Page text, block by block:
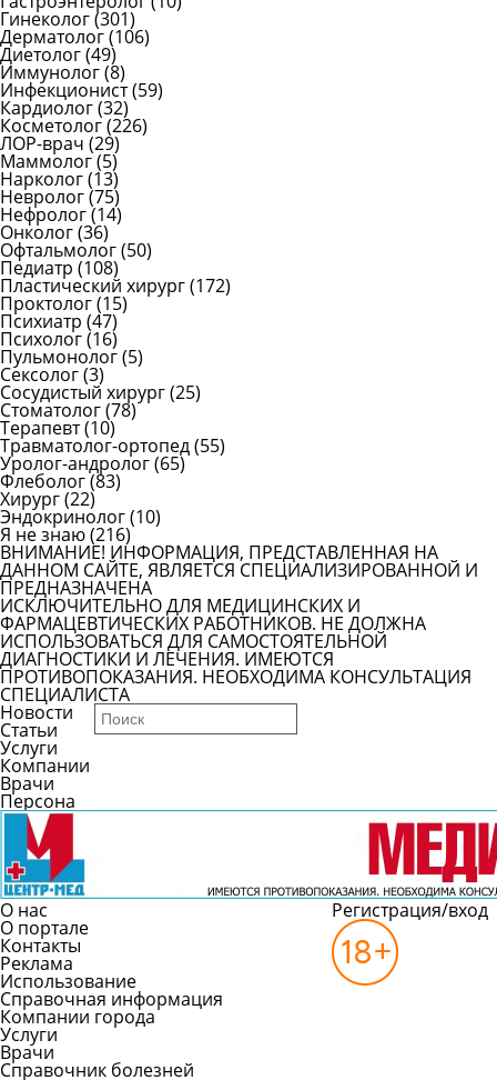
Гинеколог(301)
Дерматолог(106)
Диетолог(49)
Иммунолог(8)
Инфекционист(59)
Кардиолог(32)
Косметолог(226)
ЛОР-врач (29)
Маммолог(5)
Нарколог(13)
Невролог(75)
Нефролог(14)
Онколог(36)
Офтальмолог(50)
Педиатр (108)
Пластический хирург(172)
Проктолог(15)
Психиатр (47)
Психолог(16)
Пульмонолог(5)
Сексолог(3)
Сосудистый хирург(25)
Стоматолог(78)
Терапевт(10)
Травматолог-ортопед(55)
Уролог-андролог(65)
Флеболог(83)
Хирург(22)
Эндокринолог(10)
Я не знаю(216)
ВНИМАНИЕ! ИНФОРМАЦИЯ, ПРЕДСТАВЛЕННАЯ НА
ДАННОМ САЙТЕ, ЯВЛЯЕТСЯ СПЕЦИАЛИЗИРОВАННОЙ И
ПРЕДНАЗНАЧЕНА
ИСКЛЮЧИТЕЛЬНО ДЛЯ МЕДИЦИНСКИХ И
ФАРМАЦЕВТИЧЕСКИХ РАБОТНИКОВ. НЕ ДОЛЖНА
ИСПОЛЬЗОВАТЬСЯ ДЛЯ САМОСТОЯТЕЛЬНОЙ
ДИАГНОСТИКИ И ЛЕЧЕНИЯ. ИМЕЮТСЯ
ПРОТИВОПОКАЗАНИЯ. НЕОБХОДИМА КОНСУЛЬТАЦИЯ
СПЕЦИАЛИСТА
Новости
Статьи
Услуги
Компании
Врачи
Персона
О нас
О портале
Контакты
Реклама
Использование
Справочная информация
Компании города
Услуги
Врачи
Справочник болезней
Регистрация/вход